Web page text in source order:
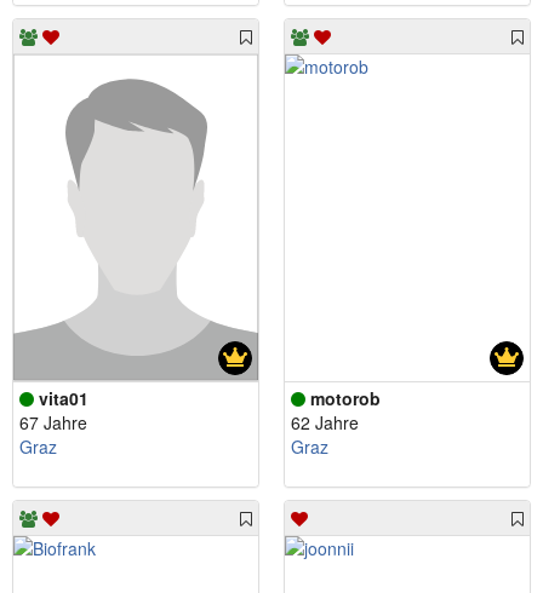
vita01
67 Jahre
Graz
motorob
62 Jahre
Graz